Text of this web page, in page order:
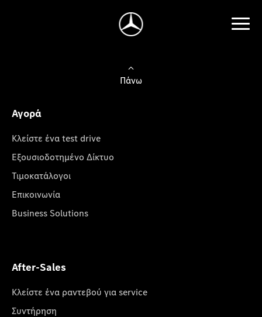
Πάνω
Αγορά
Κλείστε ένα test drive
Εξουσιοδοτημένο Δίκτυο
Τιμοκατάλογοι
Επικοινωνία
Business Solutions
After-Sales
Κλείστε ένα ραντεβού για service
Συντήρηση